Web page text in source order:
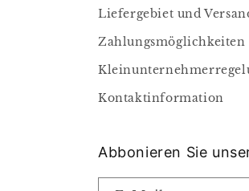
Liefergebiet und
Zahlungsmöglichkeiten
Kontaktinformation
Abbonieren Sie